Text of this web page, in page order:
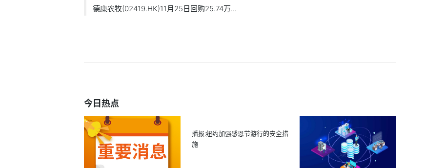
德康农牧(02419.HK)11月25日回购25.74万...
今日热点
播报:纽约加强感恩节游行的安全措
施